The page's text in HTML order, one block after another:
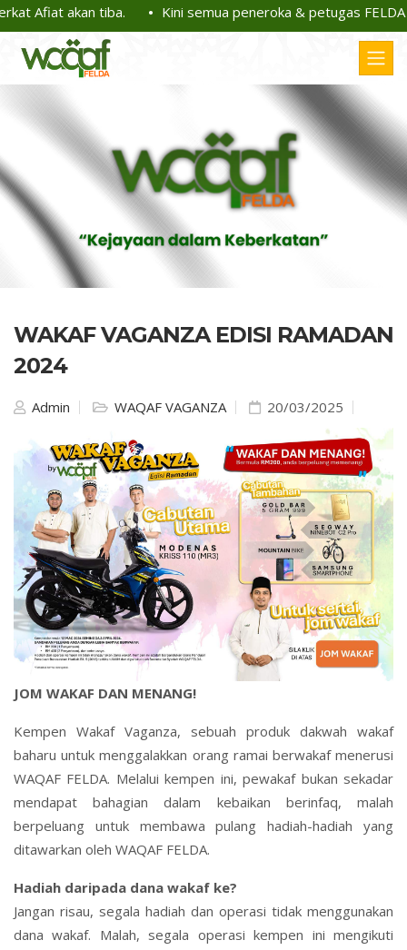
Afiat akan tiba. Kini semua peneroka & petugas FELDA
WAKAF VAGANZA EDISI RAMADAN
2024
Admin WAQAF VAGANZA 20/03/2025
JOM WAKAF DAN MENANG!
Kempen Wakaf Vaganza, sebuah produk dakwah wakaf
baharu untuk menggalakkan orang ramai berwakaf menerusi
WAQAF FELDA. Melalui kempen ini, pewakaf bukan sekadar
mendapat bahagian dalam kebaikan berinfaq, malah
berpeluang untuk membawa pulang hadiah-hadiah yang
ditawarkan oleh WAQAF FELDA.
Hadiah daripada dana wakaf ke?
Jangan risau, segala hadiah dan operasi tidak menggunakan
dana wakaf. Malah, segala operasi kempen ini mengikuti